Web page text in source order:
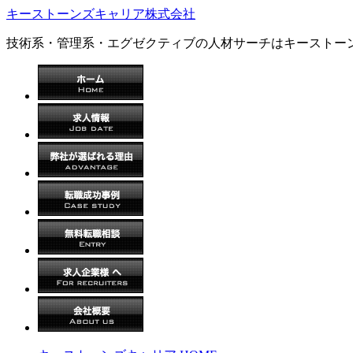
キーストーンズキャリア株式会社
技術系・管理系・エグゼクティブの人材サーチはキーストー